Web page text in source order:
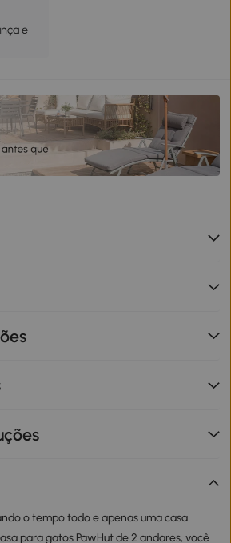
e
o tempo todo e apenas uma casa
para gatos PawHut de 2 andares, você